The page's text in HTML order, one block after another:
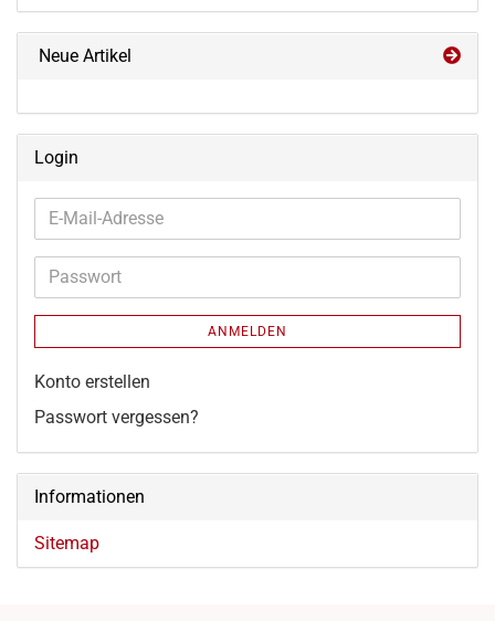
Neue Artikel
Login
E-
Mail-
Adresse
Passwort
ANMELDEN
Konto erstellen
Passwort vergessen?
Informationen
Sitemap